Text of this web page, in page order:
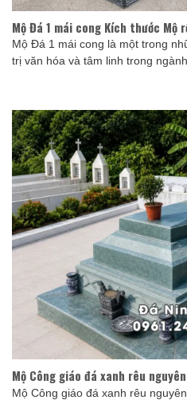
Mộ Đá 1 mái cong Kích thước Mộ
Mộ Đá 1 mái cong là một trong
trị văn hóa và tâm linh trong
Mộ Công giáo đá xanh rêu
Mộ Công giáo đá xanh rêu